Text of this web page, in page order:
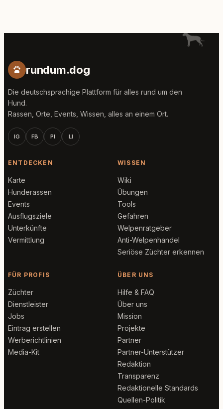
rundum.dog
Die deutschsprachige Plattform für alles rund um den
Hund.
Rassen, Orte, Events, Wissen, alles an einem Ort.
IG FB PI LI
ENTDECKEN
Karte
Hunderassen
Events
Ausflugsziele
Unterkünfte
Vermittlung
WISSEN
Wiki
Übungen
Tools
Gefahren
Welpenratgeber
Anti-Welpenhandel
Seriöse Züchter erkennen
FÜR PROFIS
Züchter
Dienstleister
Jobs
Eintrag erstellen
Werberichtlinien
Media-Kit
ÜBER UNS
Hilfe & FAQ
Über uns
Mission
Projekte
Partner
Partner-Unterstützer
Redaktion
Transparenz
Redaktionelle Standards
Quellen-Politik